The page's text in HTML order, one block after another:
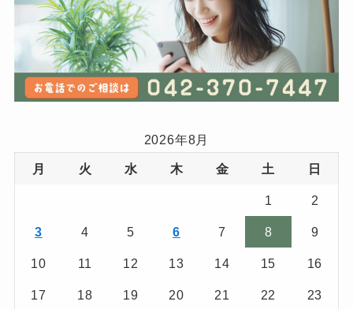
2026年8月
月 火 水 木 金 土 日
1 2
3 4 5 6 7 8 9
10 11 12 13 14 15 16
17 18 19 20 21 22 23